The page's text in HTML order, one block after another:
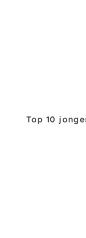
Top 10